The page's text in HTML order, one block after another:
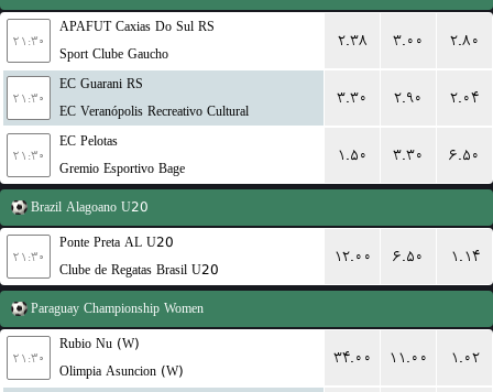
۲۱:۳۰
APAFUT Caxias Do Sul RS
Sport Clube Gaucho
۲.۳۸ ۳.۰۰ ۲.۸۰
۲۱:۳۰
EC Guarani RS
EC Veranópolis Recreativo Cultural
۳.۳۰ ۲.۹۰ ۲.۰۴
۲۱:۳۰
EC Pelotas
Gremio Esportivo Bage
۱.۵۰ ۳.۳۰ ۶.۵۰
Brazil Alagoano U20
۲۱:۳۰
Ponte Preta AL U20
Clube de Regatas Brasil U20
۱۲.۰۰ ۶.۵۰ ۱.۱۴
Paraguay Championship Women
۲۱:۳۰
Rubio Nu (W)
Olimpia Asuncion (W)
۳۴.۰۰ ۱۱.۰۰ ۱.۰۲